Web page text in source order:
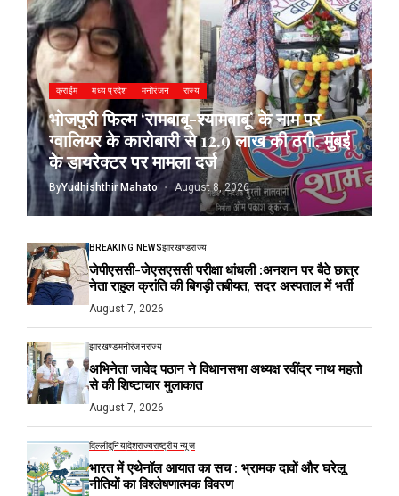
क्राईम मध्य प्रदेश मनोरंजन राज्य
भोजपुरी फिल्म ‘रामबाबू-श्यामबाबू’ के नाम पर
ग्वालियर के कारोबारी से 12.9 लाख की ठगी, मुंबई
के डायरेक्टर पर मामला दर्ज
ByYudhishthir Mahato August 8, 2026
BREAKING NEWSझारखण्डराज्य
जेपीएससी-जेएसएससी परीक्षा धांधली :अनशन पर बैठे छात्र
नेता राहुल क्रांति की बिगड़ी तबीयत, सदर अस्पताल में भर्ती
August 7, 2026
झारखण्डमनोरंजनराज्य
अभिनेता जावेद पठान ने विधानसभा अध्यक्ष रवींद्र नाथ महतो
से की शिष्टाचार मुलाकात
August 7, 2026
दिल्लीदुनियादेशराज्यराष्ट्रीय न्यूज
भारत में एथेनॉल आयात का सच : भ्रामक दावों और घरेलू
नीतियों का विश्लेषणात्मक विवरण